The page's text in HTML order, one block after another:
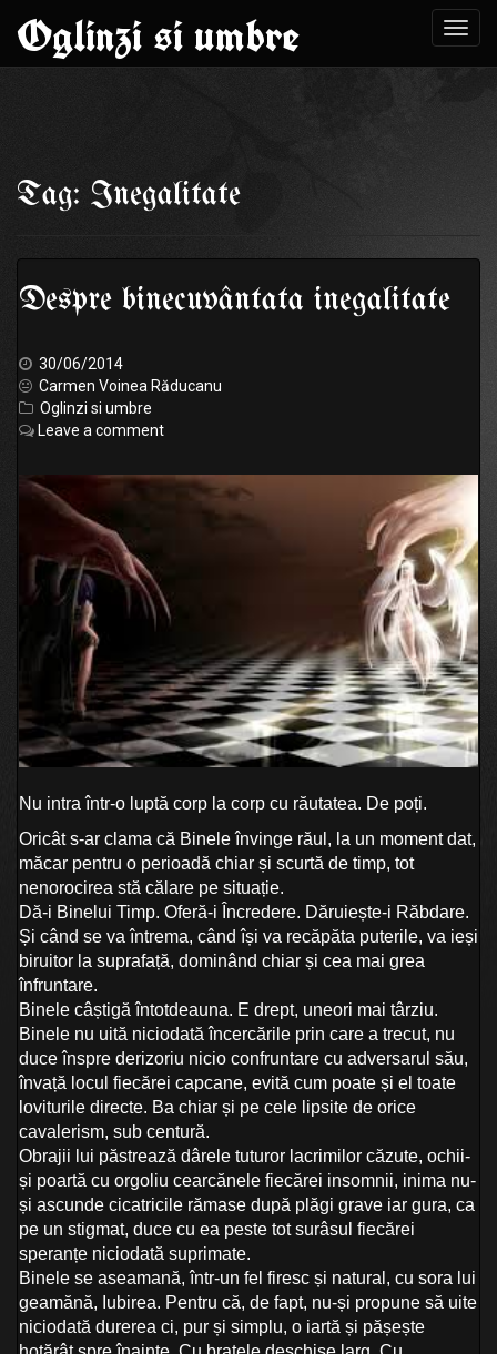
content
Oglinzi si umbre
Tag: Inegalitate
Despre binecuvântata inegalitate
30/06/2014
Carmen Voinea Răducanu
Oglinzi si umbre
Leave a comment
Nu intra într-o luptă corp la corp cu răutatea. De poți.
Oricât s-ar clama că Binele învinge răul, la un moment dat,
măcar pentru o perioadă chiar și scurtă de timp, tot
nenorocirea stă călare pe situație.
Dă-i Binelui Timp. Oferă-i Încredere. Dăruiește-i Răbdare.
Și când se va întrema, când își va recăpăta puterile, va ieși
biruitor la suprafață, dominând chiar și cea mai grea
înfruntare.
Binele câștigă întotdeauna. E drept, uneori mai târziu.
Binele nu uită niciodată încercările prin care a trecut, nu
duce înspre derizoriu nicio confruntare cu adversarul său,
învață locul fiecărei capcane, evită cum poate și el toate
loviturile directe. Ba chiar și pe cele lipsite de orice
cavalerism, sub centură.
Obrajii lui păstrează dârele tuturor lacrimilor căzute, ochii-
și poartă cu orgoliu cearcănele fiecărei insomnii, inima nu-
și ascunde cicatricile rămase după plăgi grave iar gura, ca
pe un stigmat, duce cu ea peste tot surâsul fiecărei
speranțe niciodată suprimate.
Binele se aseamană, într-un fel firesc și natural, cu sora lui
geamănă, Iubirea. Pentru că, de fapt, nu-și propune să uite
niciodată durerea ci, pur și simplu, o iartă și pășește